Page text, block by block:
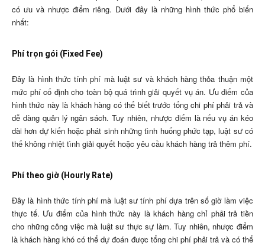
có ưu và nhược điểm riêng. Dưới đây là những hình thức phổ biến
nhất:
Phí trọn gói (Fixed Fee)
Đây là hình thức tính phí mà luật sư và khách hàng thỏa thuận một
mức phí cố định cho toàn bộ quá trình giải quyết vụ án. Ưu điểm của
hình thức này là khách hàng có thể biết trước tổng chi phí phải trả và
dễ dàng quản lý ngân sách. Tuy nhiên, nhược điểm là nếu vụ án kéo
dài hơn dự kiến hoặc phát sinh những tình huống phức tạp, luật sư có
thể không nhiệt tình giải quyết hoặc yêu cầu khách hàng trả thêm phí.
Phí theo giờ (Hourly Rate)
Đây là hình thức tính phí mà luật sư tính phí dựa trên số giờ làm việc
thực tế. Ưu điểm của hình thức này là khách hàng chỉ phải trả tiền
cho những công việc mà luật sư thực sự làm. Tuy nhiên, nhược điểm
là khách hàng khó có thể dự đoán được tổng chi phí phải trả và có thể